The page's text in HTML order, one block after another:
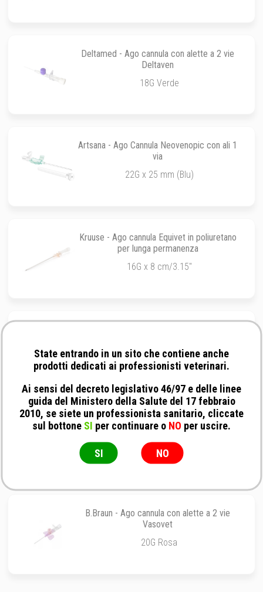
Deltamed - Ago cannula con alette a 2 vie
Deltaven
18G Verde
Artsana - Ago Cannula Neovenopic con ali 1
via
22G x 25 mm (Blu)
Kruuse - Ago cannula Equivet in poliuretano
per lunga permanenza
16G x 8 cm/3.15''
22G - Blu
Kruuse - Ago cannula Intraflon
14G
B.Braun - Ago cannula con alette a 2 vie
Vasovet
20G Rosa
State entrando in un sito che contiene anche
prodotti dedicati ai professionisti veterinari.
Ai sensi del decreto legislativo 46/97 e delle linee
guida del Ministero della Salute del 17 febbraio
2010, se siete un professionista sanitario, cliccate
sul bottone SI per continuare o NO per uscire.
SI NO